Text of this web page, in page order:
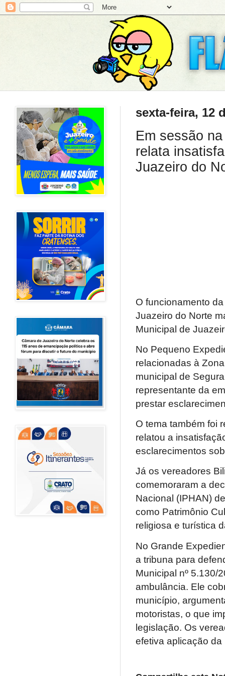
sexta-feira, 12
Em sessão
relata
Juazeiro do
O funcionamento
Juazeiro do Norte
Municipal de
No Pequeno
relacionadas à
municipal de
representante da
prestar
O tema também foi
relatou a
esclarecimentos
Já os vereadores
comemoraram a
Nacional (IPHAN)
como Patrimônio
religiosa e turística
No Grande
a tribuna para
Municipal nº 5.130/
ambulância. Ele
município,
motoristas, o que
legislação. Os
efetiva aplicação da